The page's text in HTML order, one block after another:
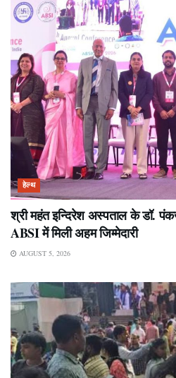
हेल्थ
श्री महंत इन्दिरेश अस्पताल के डॉ. पंकज
ABSI में मिली अहम जिम्मेदारी
AUGUST 5, 2026